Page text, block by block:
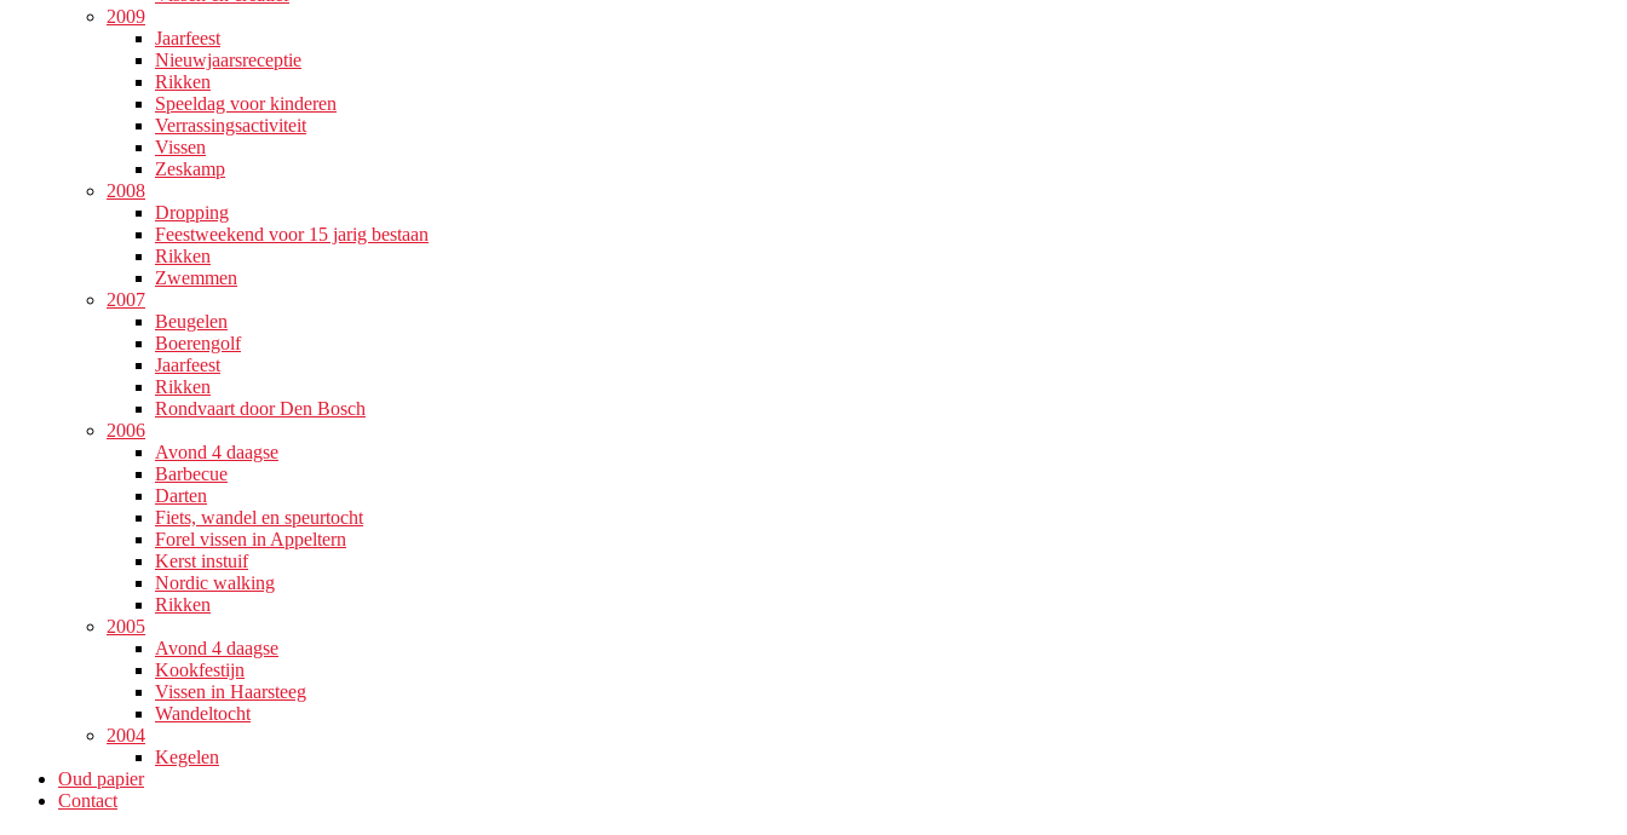
2009
Jaarfeest
Nieuwjaarsreceptie
Rikken
Speeldag voor kinderen
Verrassingsactiviteit
Vissen
Zeskamp
2008
Dropping
Feestweekend voor 15 jarig bestaan
Rikken
Zwemmen
2007
Beugelen
Boerengolf
Jaarfeest
Rikken
Rondvaart door Den Bosch
2006
Avond 4 daagse
Barbecue
Darten
Fiets, wandel en speurtocht
Forel vissen in Appeltern
Kerst instuif
Nordic walking
Rikken
2005
Avond 4 daagse
Kookfestijn
Vissen in Haarsteeg
Wandeltocht
2004
Kegelen
Oud papier
Contact